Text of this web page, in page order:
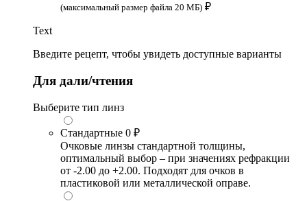
(максимальный размер файла 20 МБ) ₽
Text
Введите рецепт, чтобы увидеть доступные варианты
Для дали/чтения
Выберите тип линз
Стандартные 0 ₽
Очковые линзы стандартной толщины,
оптимальный выбор – при значениях рефракции
от -2.00 до +2.00. Подходят для очков в
пластиковой или металлической оправе.